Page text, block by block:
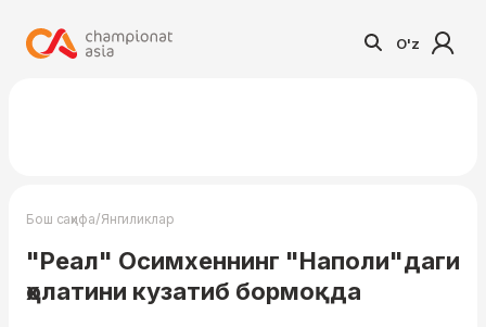
O'z
Бош саҳифа/Янгиликлар
"Реал" Осимхеннинг "Наполи"даги
ҳолатини кузатиб бормоқда